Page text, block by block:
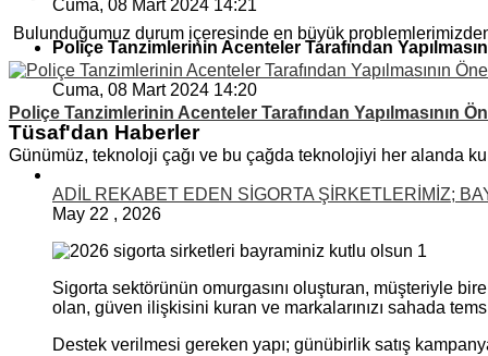
Bulunduğumuz durum içeresinde en büyük
Poliçe Tanzimlerinin Acenteler Tarafından Yapılmasının
Günümüz, teknoloji çağı ve bu çağda teknolojiyi her alanda
Cuma, 08 Mart 2024 14:21
Poliçe Tanzimlerinin Acenteler Tarafından
Cuma, 08 Mart 2024 14:20
Tüsaf'dan Haberler
ADİL REKABET EDEN SİGORTA ŞİRKETLERİMİZ;
May 22 , 2026
Sigorta sektörünün omurgasını oluşturan, müşteriyle
olan, güven ilişkisini kuran ve markalarınızı sahada
Destek verilmesi gereken yapı; günübirlik satış